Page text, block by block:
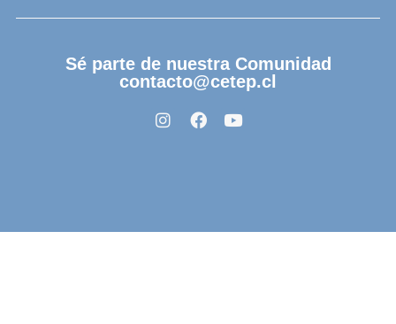
Sé parte de nuestra Comunidad
contacto@cetep.cl